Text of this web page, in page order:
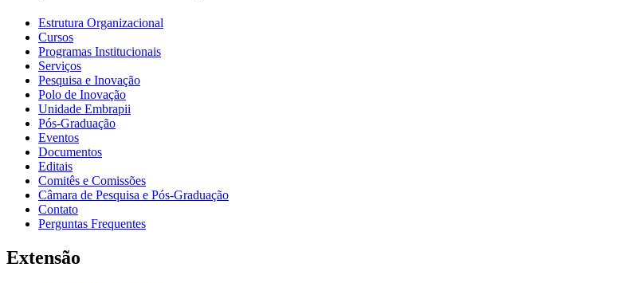
Estrutura Organizacional
Cursos
Programas Institucionais
Serviços
Pesquisa e Inovação
Polo de Inovação
Unidade Embrapii
Pós-Graduação
Eventos
Documentos
Editais
Comitês e Comissões
Câmara de Pesquisa e Pós-Graduação
Contato
Perguntas Frequentes
Extensão